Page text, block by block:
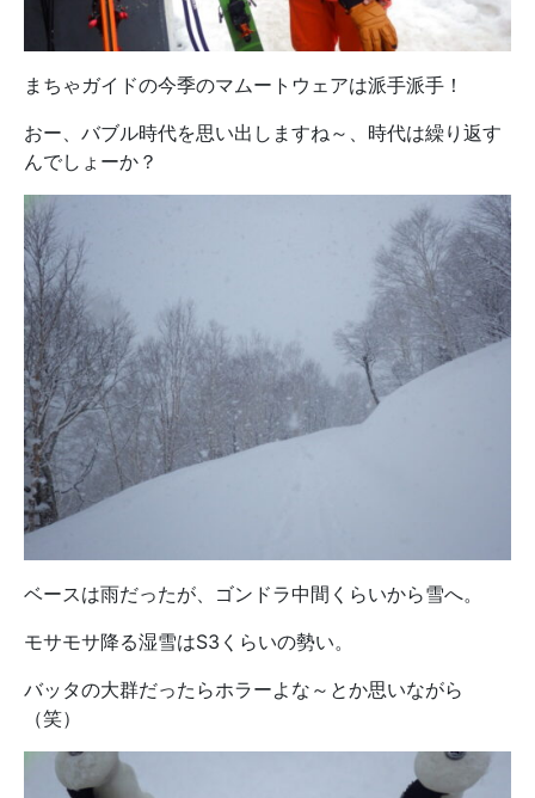
まちゃガイドの今季のマムートウェアは派手派手！
おー、バブル時代を思い出しますね～、時代は繰り返す
んでしょーか？
ベースは雨だったが、ゴンドラ中間くらいから雪へ。
モサモサ降る湿雪はS3くらいの勢い。
バッタの大群だったらホラーよな～とか思いながら
（笑）